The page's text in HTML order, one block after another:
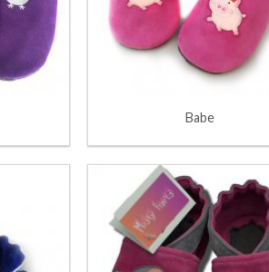
Babe